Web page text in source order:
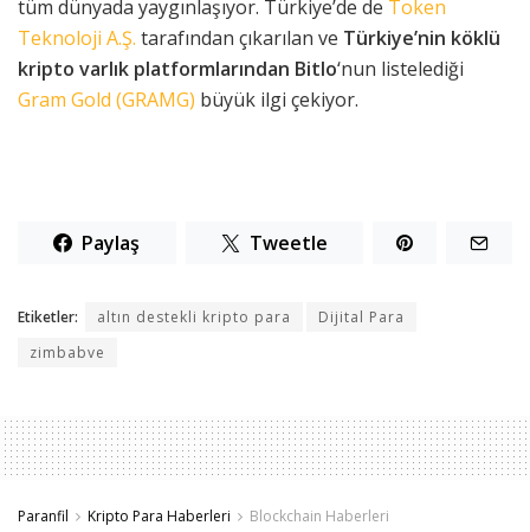
tüm dünyada yaygınlaşıyor. Türkiye’de de Token
Teknoloji A.Ş. tarafından çıkarılan ve Türkiye’nin köklü
kripto varlık platformlarından Bitlo‘nun listelediği
Gram Gold (GRAMG) büyük ilgi çekiyor.
Paylaş Tweetle
Etiketler: altın destekli kripto para
Dijital Para
zimbabve
Paranfil Kripto Para Haberleri Blockchain Haberleri